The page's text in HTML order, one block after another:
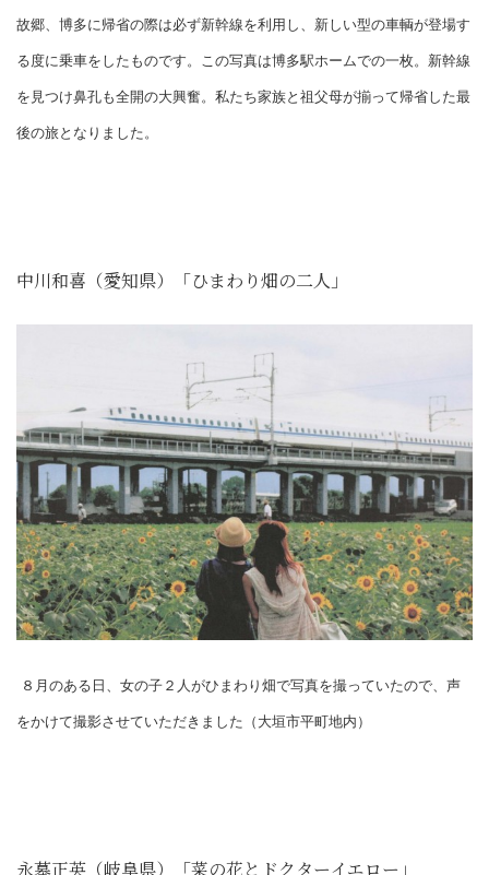
故郷、博多に帰省の際は必ず新幹線を利用し、新しい型の車輌が登場す
る度に乗車をしたものです。この写真は博多駅ホームでの一枚。新幹線
を見つけ鼻孔も全開の大興奮。私たち家族と祖父母が揃って帰省した最
後の旅となりました。
中川和喜（愛知県）「ひまわり畑の二人」
８月のある日、女の子２人がひまわり畑で写真を撮っていたので、声
をかけて撮影させていただきました（大垣市平町地内）
永墓正英（岐阜県）「菜の花とドクターイエロー」